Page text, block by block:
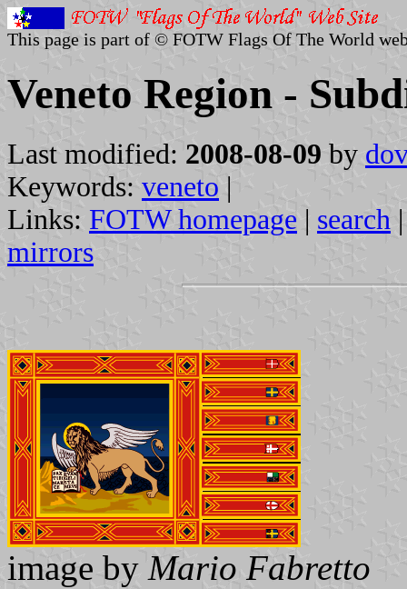
This page is part of © FOTW Flags Of The World
Veneto Region -
Last modified: 2008-08-09 by
Keywords: veneto |
Links: FOTW homepage | search
mirrors
image by Mario Fabretto